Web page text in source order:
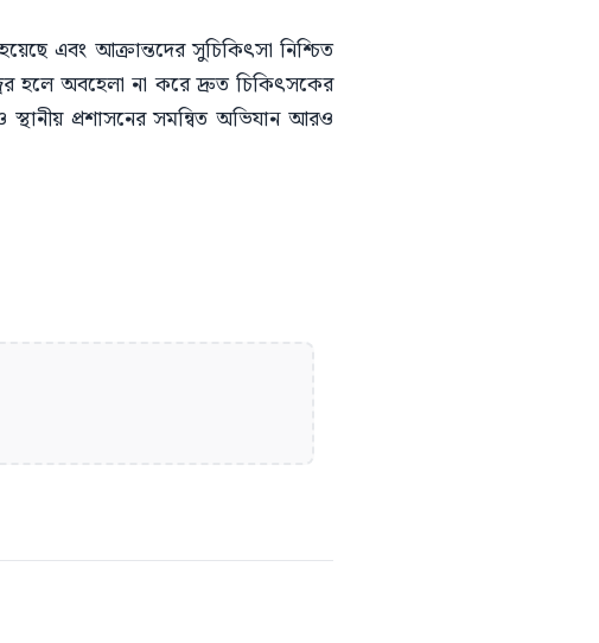
এবং আক্রান্তদের সুচিকিৎসা নিশ্চিত
হলে অবহেলা না করে দ্রুত চিকিৎসকের
প্রশাসনের সমন্বিত অভিযান আরও